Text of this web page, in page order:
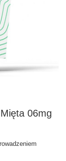
06mg